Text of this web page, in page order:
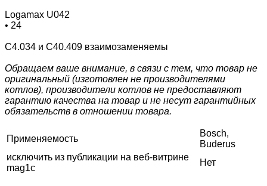
Logamax U042
• 24
C4.034 и C40.409 взаимозаменяемы
Обращаем ваше внимание, в связи с тем, что товар не
оригинальный (изготовлен не производителями
котлов), производители котлов не предоставляют
гарантию качества на товар и не несут гарантийных
обязательств в отношении товара.
Применяемость
Bosch,
Buderus
исключить из публикации на веб-витрине
mag1c
Нет